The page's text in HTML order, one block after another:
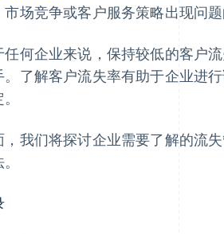
市场竞争或客户服务策略出现问题
任何企业来说，保持较低的客户
。了解客户流失率有助于企业进
，我们将探讨企业需要了解的流